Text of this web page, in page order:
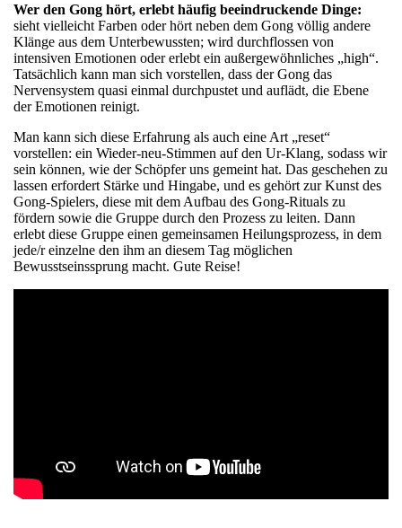
Wer den Gong hört, erlebt häufig beeindruckende Dinge:
sieht vielleicht Farben oder hört neben dem Gong völlig andere
Klänge aus dem Unterbewussten; wird durchflossen von
intensiven Emotionen oder erlebt ein außergewöhnliches „high“.
Tatsächlich kann man sich vorstellen, dass der Gong das
Nervensystem quasi einmal durchpustet und auflädt, die Ebene
der Emotionen reinigt.
Man kann sich diese Erfahrung als auch eine Art „reset“
vorstellen: ein Wieder-neu-Stimmen auf den Ur-Klang, sodass wir
sein können, wie der Schöpfer uns gemeint hat. Das geschehen zu
lassen erfordert Stärke und Hingabe, und es gehört zur Kunst des
Gong-Spielers, diese mit dem Aufbau des Gong-Rituals zu
fördern sowie die Gruppe durch den Prozess zu leiten. Dann
erlebt diese Gruppe einen gemeinsamen Heilungsprozess, in dem
jede/r einzelne den ihm an diesem Tag möglichen
Bewusstseinssprung macht. Gute Reise!